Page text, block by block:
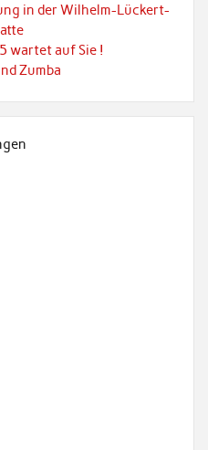
in der Wilhelm-Lückert-
wartet auf Sie !
Zumba